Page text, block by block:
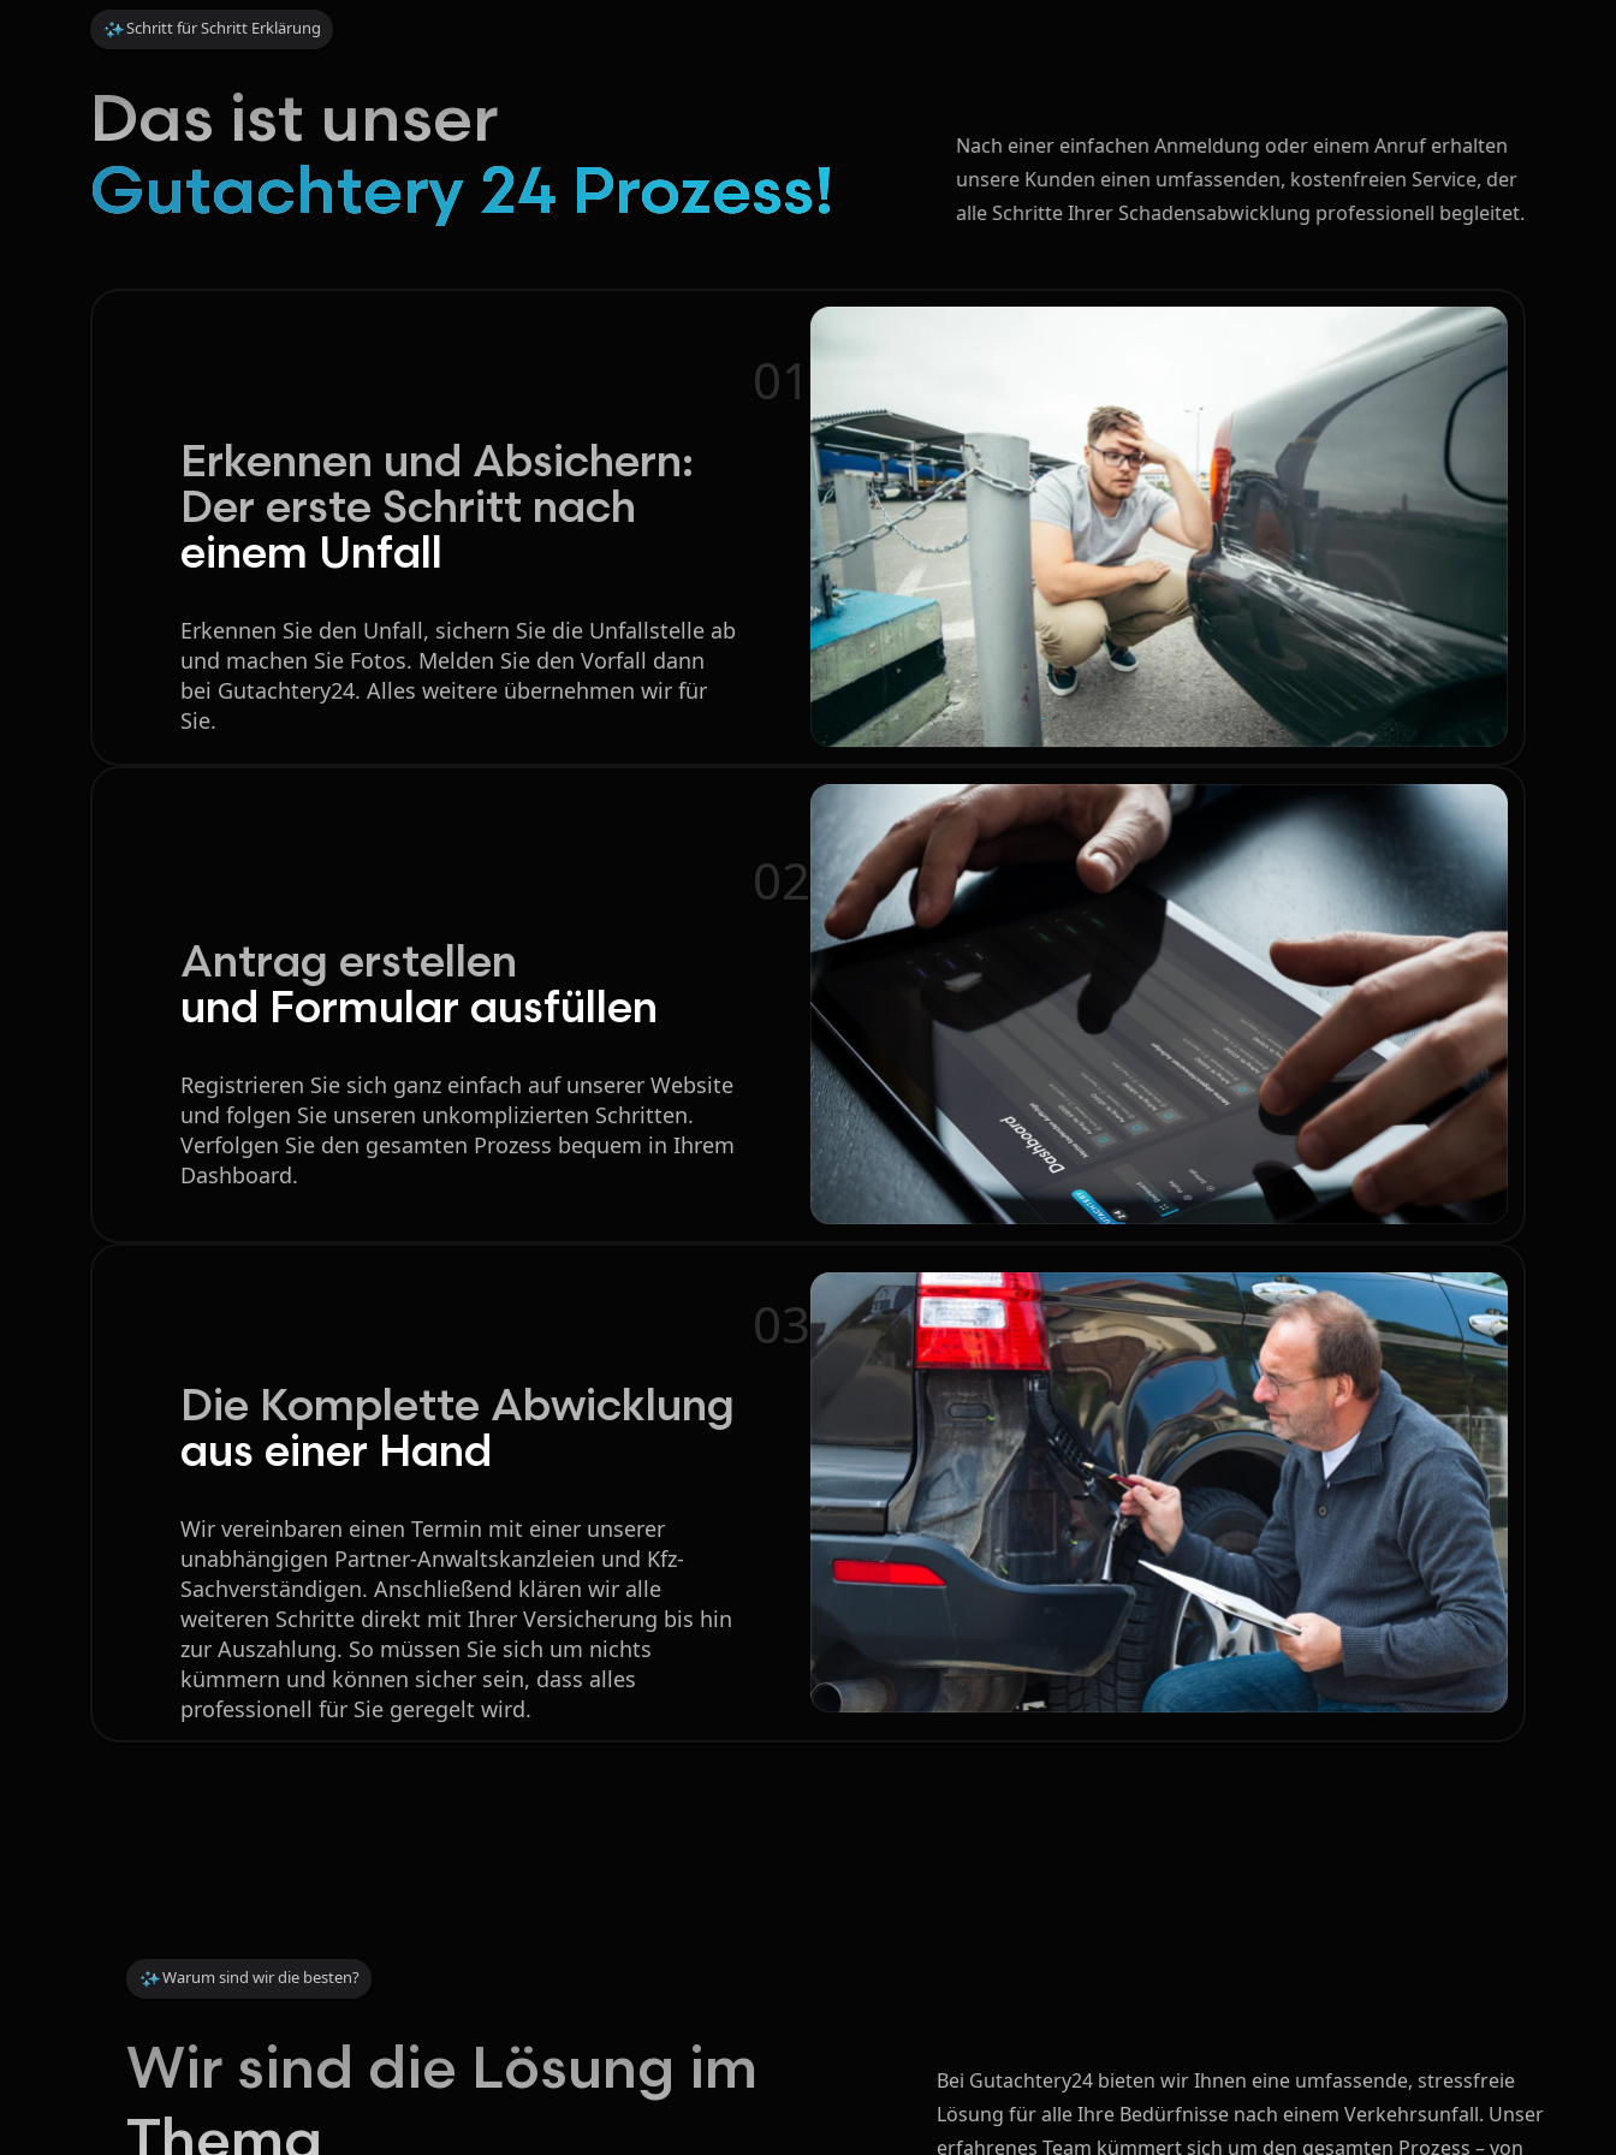
Schritt für Schritt Erklärung
Das ist unser
Gutachtery 24 Prozess!
Nach einer einfachen Anmeldung oder einem Anruf erhalten
unsere Kunden einen umfassenden, kostenfreien Service, der
alle Schritte Ihrer Schadensabwicklung professionell begleitet.
01
Erkennen und Absichern:
Der erste Schritt nach
einem Unfall
Erkennen Sie den Unfall, sichern Sie die Unfallstelle ab
und machen Sie Fotos. Melden Sie den Vorfall dann
bei Gutachtery24. Alles weitere übernehmen wir für
Sie.
02
Antrag erstellen
und Formular ausfüllen
Registrieren Sie sich ganz einfach auf unserer Website
und folgen Sie unseren unkomplizierten Schritten.
Verfolgen Sie den gesamten Prozess bequem in Ihrem
Dashboard.
03
Die Komplette Abwicklung
aus einer Hand
Wir vereinbaren einen Termin mit einer unserer
unabhängigen Partner-Anwaltskanzleien und Kfz-
Sachverständigen. Anschließend klären wir alle
weiteren Schritte direkt mit Ihrer Versicherung bis hin
zur Auszahlung. So müssen Sie sich um nichts
kümmern und können sicher sein, dass alles
professionell für Sie geregelt wird.
Warum sind wir die besten?
Wir sind die Lösung im
Bei Gutachtery24 bieten wir Ihnen eine umfassende, stressfreie
Lösung für alle Ihre Bedürfnisse nach einem Verkehrsunfall. Unser
erfahrenes Team kümmert sich um den gesamten Prozess – von